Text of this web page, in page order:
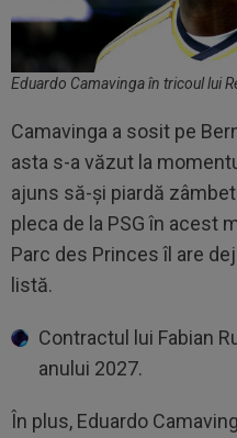
Eduardo Camavinga în tricoul lui
Camavinga a sosit pe
asta s-a văzut la
ajuns să-și piardă
pleca de la PSG în acest
Parc des Princes îl are
listă.
Contractul lui Fabian
anului 2027.
În plus, Eduardo